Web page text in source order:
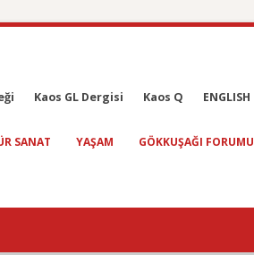
Kaos GL Dergisi Kaos Q ENGLISH
SANAT YAŞAM GÖKKUŞAĞI FORUMU